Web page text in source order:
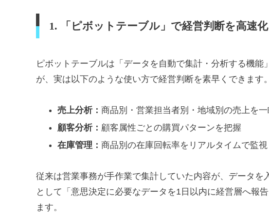
1. 「ピボットテーブル」で経営判断を高速化
ピボットテーブルは「データを自動で集計・分析する機
が、実は以下のような使い方で経営判断を素早くできます。
売上分析： 商品別・営業担当者別・地域別の売上を
顧客分析： 顧客属性ごとの購買パターンを把握
在庫管理： 商品別の在庫回転率をリアルタイムで監視
従来は営業事務が手作業で集計していた内容が、データを
として「意思決定に必要なデータを1日以内に経営層へ報
ます。